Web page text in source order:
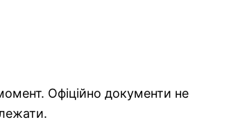
Офіційно документи не